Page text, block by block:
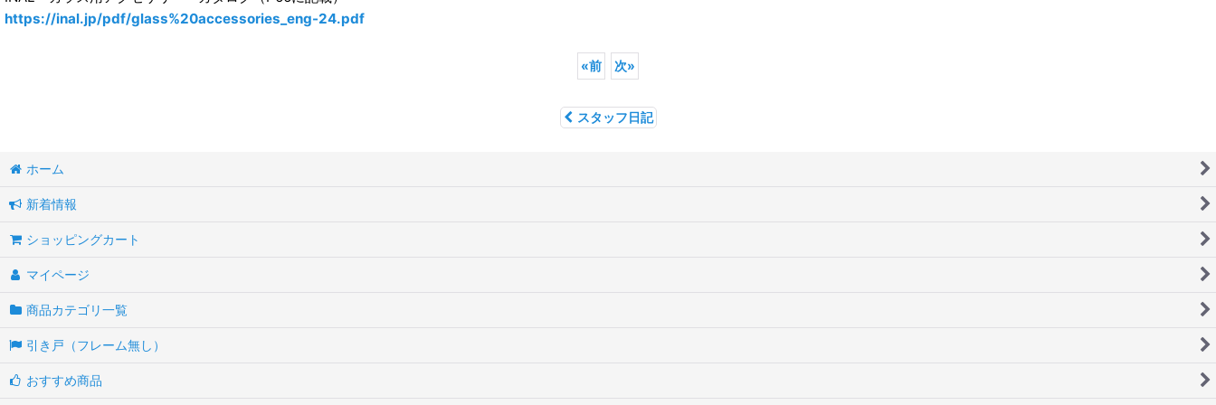
https://inal.jp/pdf/glass%20accessories_eng-24.pdf
«前 次»
スタッフ日記
ホーム
新着情報
ショッピングカート
マイページ
商品カテゴリ一覧
引き戸（フレーム無し）
おすすめ商品